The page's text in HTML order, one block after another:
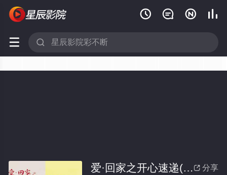
   
 
 分享
爱·回家之开心速递(全集)